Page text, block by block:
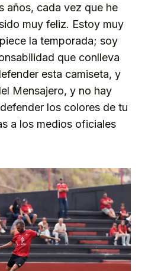
años, cada vez que he
muy feliz. Estoy muy
la temporada; soy
que conlleva
esta camiseta, y
Mensajero, y no hay
los colores de tu
a los medios oficiales